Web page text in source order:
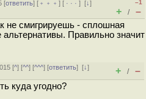
[ответить] [ ﹢﹢﹢] [ · · ·][↓]
–1
+ / –
не смигрируешь - сплошная
альтернативы. Правильно значит
[^] [^^] [^^^] [ответить][↓]
+ / –
куда угодно?